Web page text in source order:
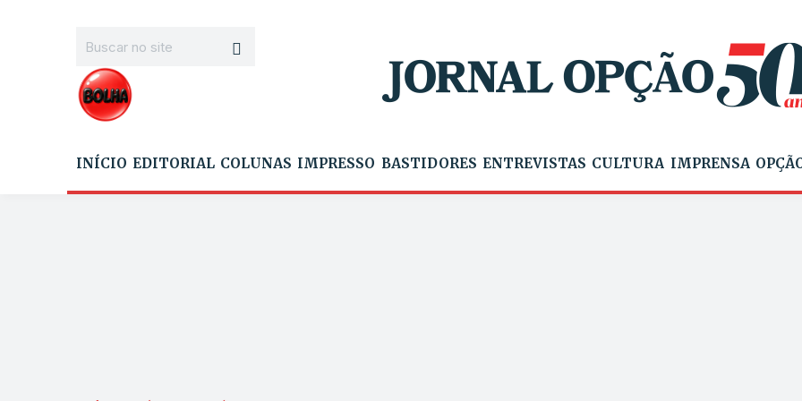
INÍCIO EDITORIAL COLUNAS IMPRESSO BASTIDORES ENTREVISTAS CULTURA IMPRENSA